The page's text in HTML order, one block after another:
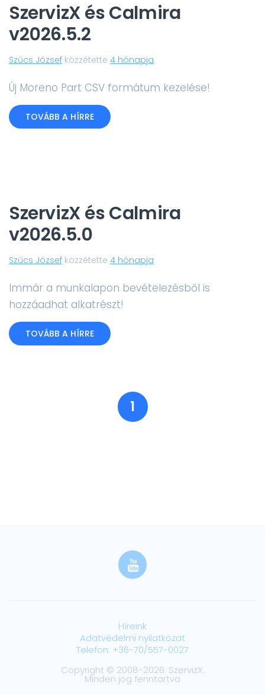
SzervizX és Calmira
v2026.5.2
Szűcs József közzétette 4 hónapja
Új Moreno Part CSV formátum kezelése!
TOVÁBB A HÍRRE
SzervizX és Calmira
v2026.5.0
Szűcs József közzétette 4 hónapja
Immár a munkalapon bevételezésből is
hozzáadhat alkatrészt!
TOVÁBB A HÍRRE
1
Híreink
Adatvédelmi nyilatkozat
Telefon: +36-70/557-0027
Copyright © 2008-2026. SzervizX.
Minden jog fenntartva